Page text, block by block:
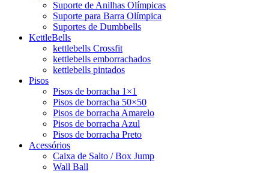
Suporte de Anilhas Olímpicas
Suporte para Barra Olímpica
Suportes de Dumbbells
KettleBells
kettlebells Crossfit
kettlebells emborrachados
kettlebells pintados
Pisos
Pisos de borracha 1×1
Pisos de borracha 50×50
Pisos de borracha Amarelo
Pisos de borracha Azul
Pisos de borracha Preto
Acessórios
Caixa de Salto / Box Jump
Wall Ball